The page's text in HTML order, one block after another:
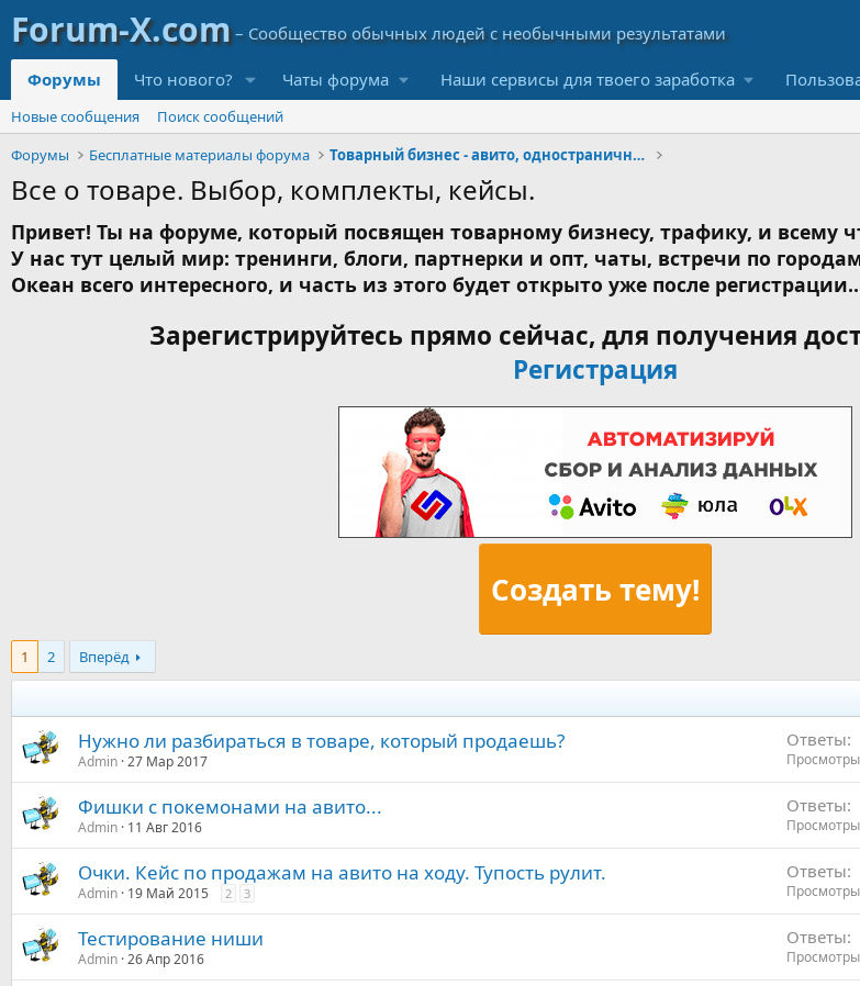
Форумы Что нового? Чаты форума Наши сервисы для твоего заработка
Новые сообщения
Поиск сообщений
Форумы
Бесплатные материалы форума Товарный бизнес - авито, одностраничники и интерне
Все о товаре. Выбор, комплекты, кейсы.
Привет! Ты на форуме, который посвящен товарному бизнесу, трафику, и всему
У нас тут целый мир: тренинги, блоги, партнерки и опт, чаты, встречи по
Океан всего интересного, и часть из этого будет открыто уже после
Зарегистрируйтесь прямо сейчас, для получения
Регистрация
Создать тему!
1 2 Вперёд
Нужно ли разбираться в товаре, который продаешь?
Admin 27 Мар 2017
Ответы
Просмотры
Фишки с покемонами на авито...
Admin 11 Авг 2016
Ответы
Просмотры
Очки. Кейс по продажам на авито на ходу. Тупость рулит.
Admin 19 Май 2015 2 3
Ответы
Просмотры
Тестирование ниши
Admin 26 Апр 2016
Ответы
Просмотры